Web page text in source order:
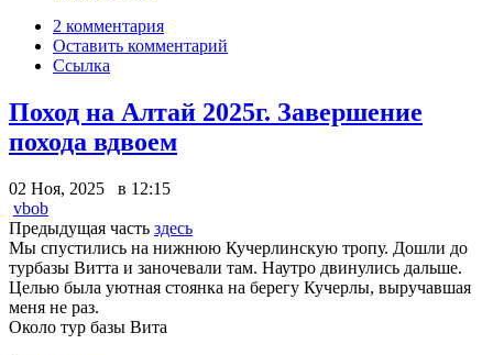
2 комментария
Оставить комментарий
Ссылка
Поход на Алтай 2025г. Завершение
похода вдвоем
02 Ноя, 2025 в 12:15
vbob
Предыдущая часть здесь
Мы спустились на нижнюю Кучерлинскую тропу. Дошли до
турбазы Витта и заночевали там. Наутро двинулись дальше.
Целью была уютная стоянка на берегу Кучерлы, выручавшая
меня не раз.
Около тур базы Вита